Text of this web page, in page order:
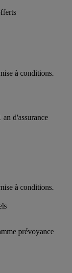
à conditions.
d'assurance
à conditions.
prévoyance